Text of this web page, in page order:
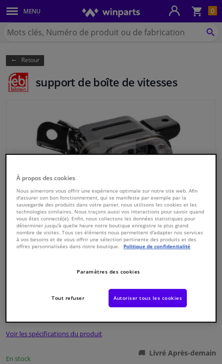
0
MENU
Carrosserie & tôles
Feux & ampoules
Freinage
Système d'échappement
Refroidissement & chauffage
Filtres & liquides
Bagages & transport
Fenêtres & accessoires
Intérieur & ameublement
Nettoyage & protection
Atelier & outils
Chercher
Winparts.be
Retour
support de boîte de vitesses
Numéro de produit d'origine:1552264
Voir les spécifications du produit
En stock
Livré Après-demain
À propos des cookies
Nous aimerions vous offrir une expérience optimale sur notre site web. Afin
d'assurer son bon fonctionnement, qui se manifeste par exemple par la
sauvegarde des produits dans votre panier, nous utilisons les cookies et les
technologies similaires. Nous traçons aussi vos interactions pour savoir quand
vous êtes connecté(e). Enfin, nous collectons les données statistiques pour
déterminer jusqu'à quelle heure notre boutique enregistre le plus grand
nombre de visites. Tous ces éléments nous permettent d'adapter nos services
à vos besoins et de vous offrir une sélection pertinente des produits et des
offres personnalisées dans notre boutique.
Politique de confidentialité
Paramètres des cookies
Tout refuser Autoriser tous les cookies